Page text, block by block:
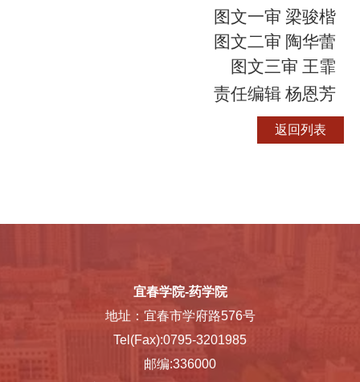
图文一审 梁骏楷
图文二审 陶华蕾
图文三审 王霏
责任编辑 杨恩芳
宜春学院-药学院
地址：宜春市学府路576号
Tel(Fax):0795-3201985
邮编:336000